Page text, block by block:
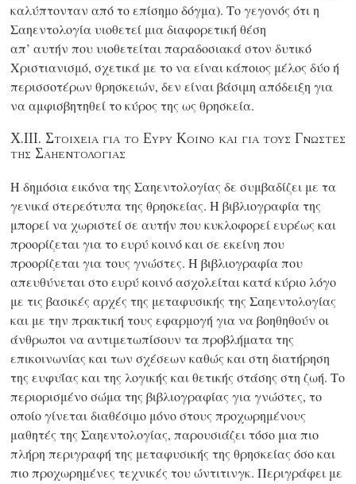
καλύπτονταν από το επίσημο δόγμα). Το γεγονός ότι η
Σαηεντολογία υιοθετεί μια διαφορετική θέση
απ’ αυτήν που υιοθετείται παραδοσιακά στον δυτικό
Χριστιανισμό, σχετικά με το να είναι κάποιος μέλος δύο ή
περισσοτέρων θρησκειών, δεν είναι βάσιμη απόδειξη για
να αμφισβητηθεί το κύρος της ως θρησκεία.
Χ.III. Στοιχεια για το Ευρυ Κοινο και για τουσ Γνωστεσ
τησ Σαηεντολογιασ
Η δημόσια εικόνα της Σαηεντολογίας δε συμβαδίζει με τα
γενικά στερεότυπα της θρησκείας. Η βιβλιογραφία της
μπορεί να χωριστεί σε αυτήν που κυκλοφορεί ευρέως και
προορίζεται για το ευρύ κοινό και σε εκείνη που
προορίζεται για τους γνώστες. Η βιβλιογραφία που
απευθύνεται στο ευρύ κοινό ασχολείται κατά κύριο λόγο
με τις βασικές αρχές της μεταφυσικής της Σαηεντολογίας
και με την πρακτική τους εφαρμογή για να βοηθηθούν οι
άνθρωποι να αντιμετωπίσουν τα προβλήματα της
επικοινωνίας και των σχέσεων καθώς και στη διατήρηση
της ευφυΐας και της λογικής και θετικής στάσης στη ζωή. Το
περιορισμένο σώμα της βιβλιογραφίας για γνώστες, το
οποίο γίνεται διαθέσιμο μόνο στους προχωρημένους
μαθητές της Σαηεντολογίας, παρουσιάζει τόσο μια πιο
πλήρη περιγραφή της μεταφυσικής της θρησκείας όσο και
πιο προχωρημένες τεχνικές του ώντιτινγκ. Περιγράφει με